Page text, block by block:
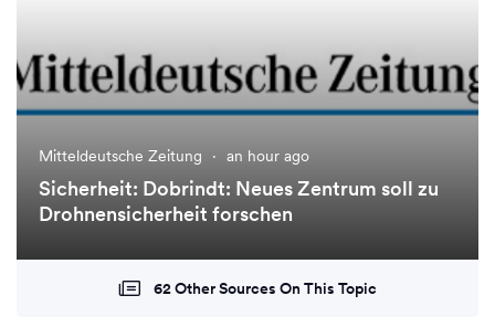
Mitteldeutsche Zeitung · an hour ago
Sicherheit: Dobrindt: Neues Zentrum soll zu
Drohnensicherheit forschen
62 Other Sources On This Topic